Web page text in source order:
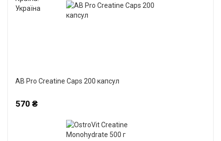
AB Pro Creatine Caps 200 капсул
570 ₴